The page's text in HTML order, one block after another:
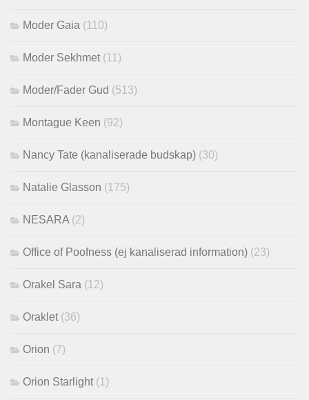
Moder Gaia (110)
Moder Sekhmet (11)
Moder/Fader Gud (513)
Montague Keen (92)
Nancy Tate (kanaliserade budskap) (30)
Natalie Glasson (175)
NESARA (2)
Office of Poofness (ej kanaliserad information) (23)
Orakel Sara (12)
Oraklet (36)
Orion (7)
Orion Starlight (1)